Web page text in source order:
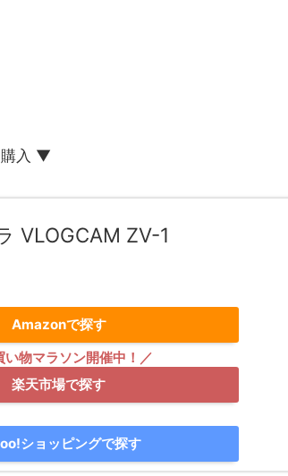
入 ▼
VLOGCAM ZV-1
Amazonで探す
楽天市場で探す
ショッピングで探す